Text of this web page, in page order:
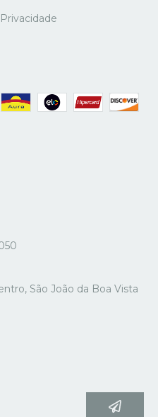
Privacidade
São João da Boa Vista